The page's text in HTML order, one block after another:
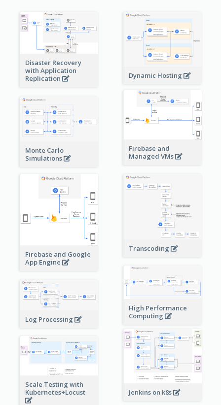
Disaster Recovery
with Application
Replication
Dynamic Hosting
Firebase and
Managed VMs
Monte Carlo
Simulations
Firebase and Google
App Engine
Transcoding
High Performance
Computing
Log Processing
Jenkins on k8s
Scale Testing with
Kubernetes+Locust